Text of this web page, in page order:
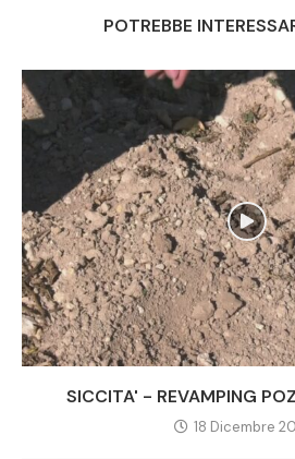
POTREBBE
SICCITA' - REVAMPING
18 Dicembre